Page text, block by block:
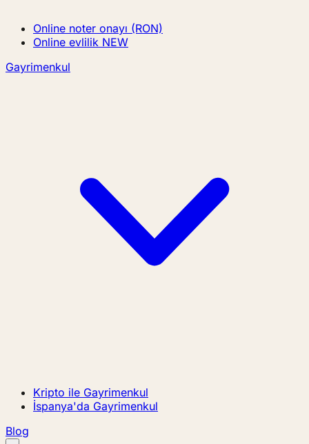
Online noter onayı (RON)
Online evlilik NEW
Gayrimenkul
Kripto ile Gayrimenkul
İspanya'da Gayrimenkul
Blog